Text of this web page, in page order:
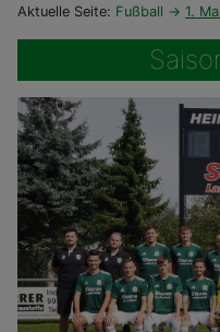
Aktuelle Seite: Fußball 1.